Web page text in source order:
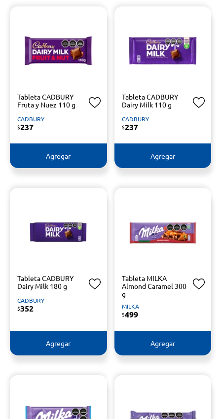
Tableta CADBURY
Fruta y Nuez 110 g
CADBURY
$237
Agregar
Tableta CADBURY
Dairy Milk 110 g
CADBURY
$237
Agregar
Tableta CADBURY
Dairy Milk 180 g
CADBURY
$352
Agregar
Tableta MILKA
Almond Caramel 300
g
MILKA
$499
Agregar